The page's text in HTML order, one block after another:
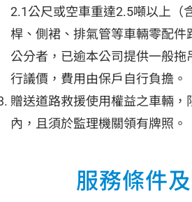
2.1公尺或空車重達2.5噸以上（
桿、側裙、排氣管等車輛零配件
公分者，已逾本公司提供一般拖
行議價，費用由保戶自行負擔。
贈送道路救援使用權益之車輛，
內，且須於監理機關領有牌照。
服務條件